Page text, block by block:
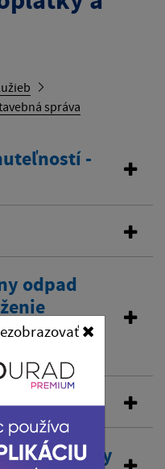
správa
-
odpad
rozhlase
/kultúrny